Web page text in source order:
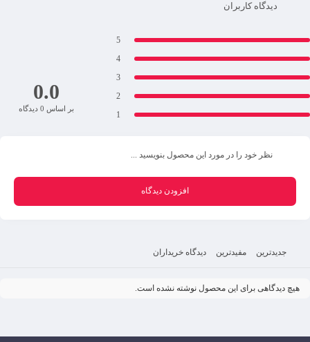
دیدگاه کاربران
جدیدترین مفیدترین دیدگاه خریداران
هیچ دیدگاهی برای این محصول نوشته نشده است.
5
4
3
2
1
0.0
بر اساس 0 دیدگاه
نظر خود را در مورد این محصول بنویسید ...
افزودن دیدگاه